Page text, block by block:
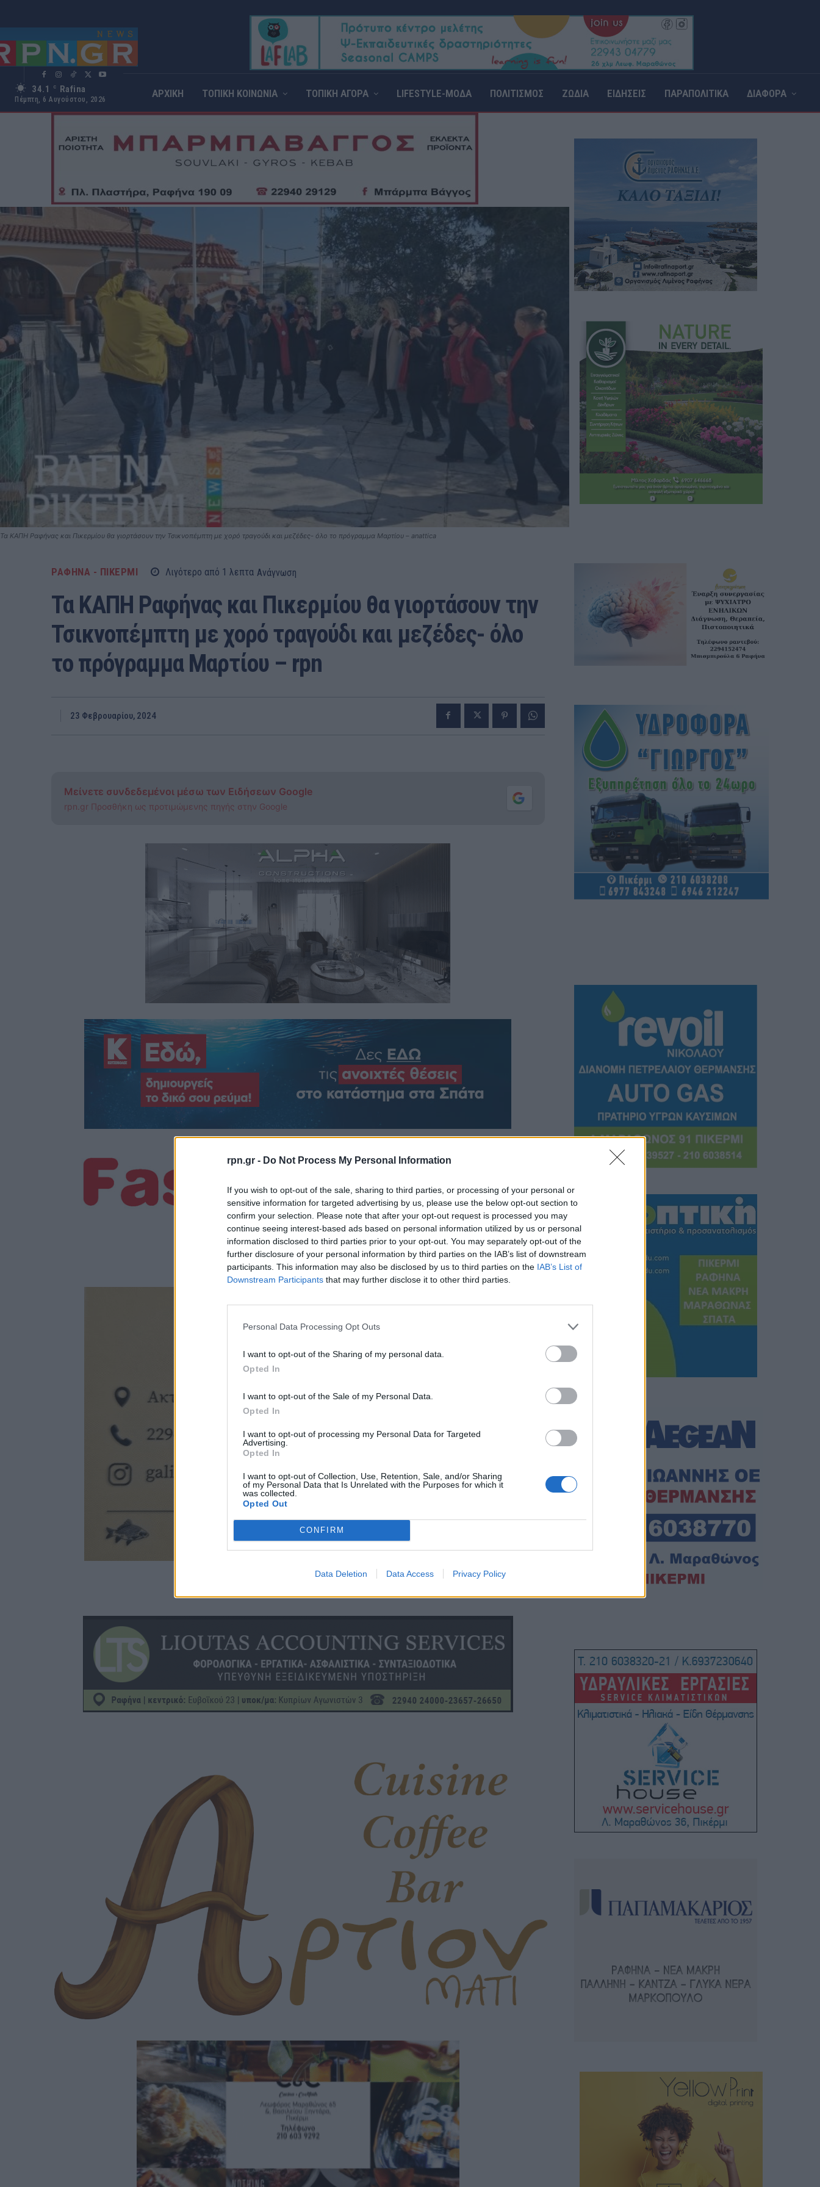
rpn.gr - Do Not Process My Personal Information
If you wish to opt-out of the sale, sharing to third parties, or processing of your personal or
sensitive information for targeted advertising by us, please use the below opt-out section to
confirm your selection. Please note that after your opt-out request is processed you may
continue seeing interest-based ads based on personal information utilized by us or personal
information disclosed to third parties prior to your opt-out. You may separately opt-out of the
further disclosure of your personal information by third parties on the IAB’s list of downstream
participants. This information may also be disclosed by us to third parties on the IAB’s List of
Downstream Participants that may further disclose it to other third parties.
Personal Data Processing Opt Outs
I want to opt-out of the Sharing of my personal data.
Opted In
I want to opt-out of the Sale of my Personal Data.
Opted In
I want to opt-out of processing my Personal Data for Targeted
Advertising.
Opted In
I want to opt-out of Collection, Use, Retention, Sale, and/or Sharing
of my Personal Data that Is Unrelated with the Purposes for which it
was collected.
Opted Out
CONFIRM
Data Deletion Data Access Privacy Policy
34.1 C Rafina
Πέμπτη, 6 Αυγούστου, 2026 ΑΡΧΙΚΗ ΤΟΠΙΚΗ ΚΟΙΝΩΝΙΑ ΤΟΠΙΚΗ ΑΓΟΡΑ LIFESTYLE-ΜΟΔΑ ΠΟΛΙΤΙΣΜΟΣ ΖΩΔΙΑ ΕΙΔΗΣΕΙΣ ΠΑΡΑΠΟΛΙΤΙΚΑ ΔΙΑΦΟΡΑ
Τα ΚΑΠΗ Ραφήνας και Πικερμίου θα γιορτάσουν την Τσικνοπέμπτη με χορό τραγούδι και μεζέδες- όλο το πρόγραμμα Μαρτίου – anattica
ΡΑΦΗΝΑ - ΠΙΚΕΡΜΙ Λιγότερο από 1 λεπτα Ανάγνωση
Τα ΚΑΠΗ Ραφήνας και Πικερμίου θα γιορτάσουν την
Τσικνοπέμπτη με χορό τραγούδι και μεζέδες- όλο
το πρόγραμμα Μαρτίου – rpn
23 Φεβρουαρίου, 2024
Μείνετε συνδεδεμένοι μέσω των Ειδήσεων Google
rpn.gr Προσθήκη ως προτιμώμενης πηγής στην Google